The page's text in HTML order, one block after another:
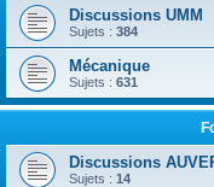
Discussions UMM
Sujets : 384
Mécanique
Sujets : 631
Discussions
Sujets : 14